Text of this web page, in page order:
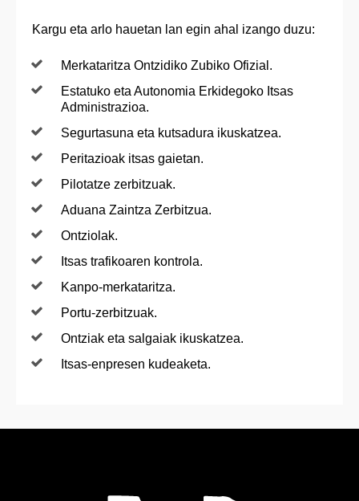
Kargu eta arlo hauetan lan egin ahal izango duzu:
Merkataritza Ontzidiko Zubiko Ofizial.
Estatuko eta Autonomia Erkidegoko Itsas
Administrazioa.
Segurtasuna eta kutsadura ikuskatzea.
Peritazioak itsas gaietan.
Pilotatze zerbitzuak.
Aduana Zaintza Zerbitzua.
Ontziolak.
Itsas trafikoaren kontrola.
Kanpo-merkataritza.
Portu-zerbitzuak.
Ontziak eta salgaiak ikuskatzea.
Itsas-enpresen kudeaketa.